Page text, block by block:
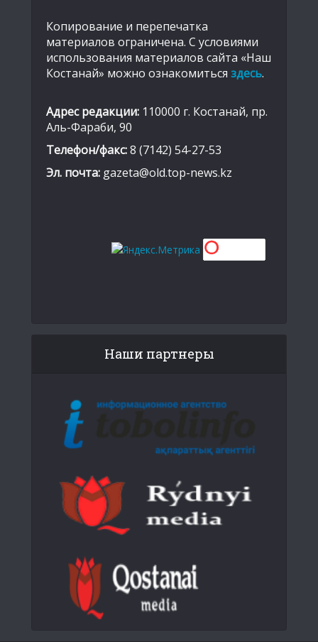
Копирование и перепечатка
материалов ограничена. С условиями
использования материалов сайта «Наш
Костанай» можно ознакомиться здесь.
Адрес редакции: 110000 г. Костанай, пр.
Аль-Фараби, 90
Телефон/факс:8 (7142) 54-27-53
Эл. почта: gazeta@old.top-news.kz
Наши партнеры